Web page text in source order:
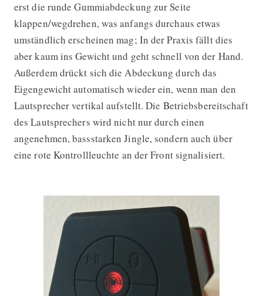
erst die runde Gummiabdeckung zur Seite
klappen/wegdrehen, was anfangs durchaus etwas
umständlich erscheinen mag; In der Praxis fällt dies
aber kaum ins Gewicht und geht schnell von der Hand.
Außerdem drückt sich die Abdeckung durch das
Eigengewicht automatisch wieder ein, wenn man den
Lautsprecher vertikal aufstellt. Die Betriebsbereitschaft
des Lautsprechers wird nicht nur durch einen
angenehmen, bassstarken Jingle, sondern auch über
eine rote Kontrollleuchte an der Front signalisiert.